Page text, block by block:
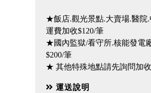
★飯店.觀光景點.大賣場.醫院
運費加收$120/筆
★國內監獄/看守所.核能發電
$200/筆
★ 其他特殊地點請先詢問加
運送說明